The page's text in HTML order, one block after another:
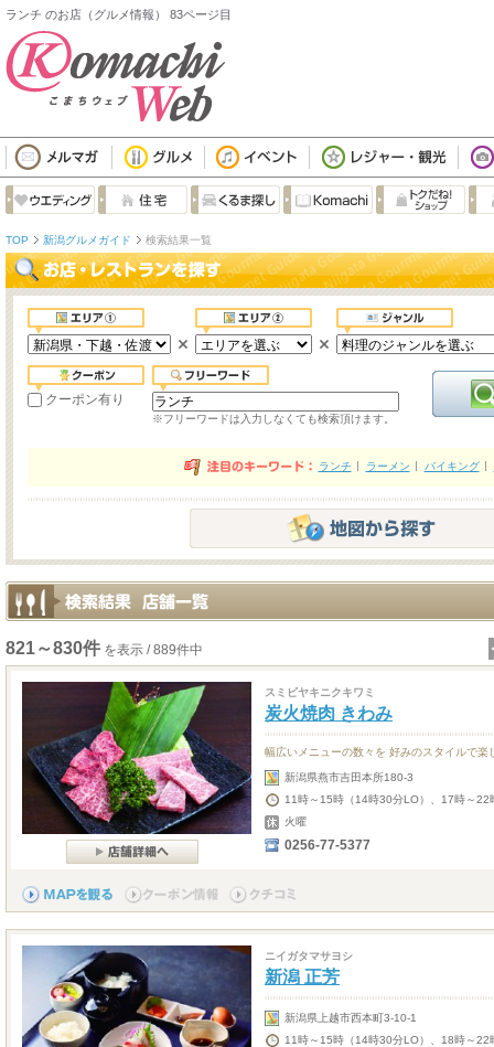
ランチ のお店（グルメ情報） 83ページ目
TOP 新潟グルメガイド 検索結果一覧
クーポン有り
※フリーワードは入力しなくても検索頂けます。
ランチ ラーメン バイキング
821～830件 を表示 / 889件中
スミビヤキニクキワミ
炭火焼肉 きわみ
幅広いメニューの数々を 好みのスタイルで楽
新潟県燕市吉田本所180-3
11時～15時（14時30分LO）、17時～22
火曜
0256-77-5377
ニイガタマサヨシ
新潟 正芳
新潟県上越市西本町3-10-1
11時～15時（14時30分LO）、18時～22